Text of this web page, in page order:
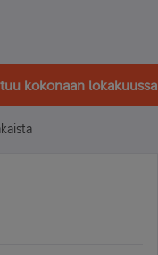
kokonaan lokakuussa